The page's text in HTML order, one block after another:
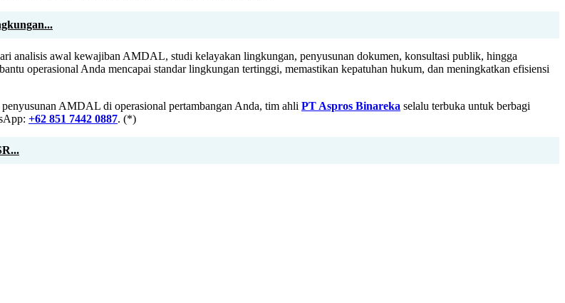
analisis awal kewajiban AMDAL, studi kelayakan lingkungan, penyusunan dokumen, konsultasi publik, hingga
operasional Anda mencapai standar lingkungan tertinggi, memastikan kepatuhan hukum, dan meningkatkan efisiensi
AMDAL di operasional pertambangan Anda, tim ahli PT Aspros Binareka selalu terbuka untuk berbagi
+62 851 7442 0887. (*)